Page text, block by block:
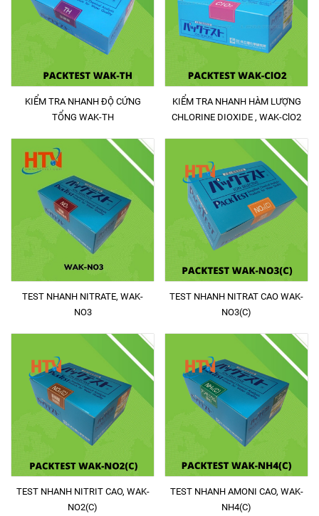
KIỂM TRA NHANH ĐỘ CỨNG
TỔNG WAK-TH
KIỂM TRA NHANH HÀM LƯỢNG
CHLORINE DIOXIDE , WAK-ClO2
TEST NHANH NITRATE, WAK-
NO3
TEST NHANH NITRAT CAO WAK-
NO3(C)
TEST NHANH NITRIT CAO, WAK-
NO2(C)
TEST NHANH AMONI CAO, WAK-
NH4(C)